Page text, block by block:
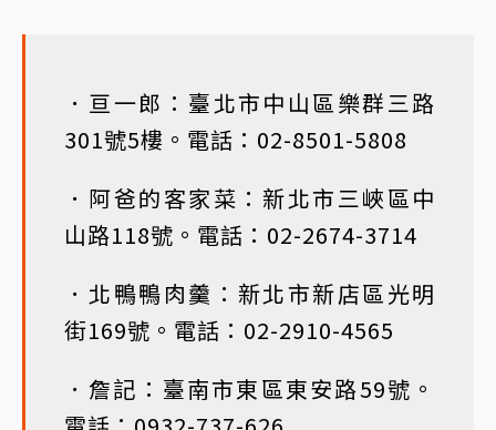
．亘一郎：臺北市中山區樂群三路
301號5樓。電話：02-8501-5808
．阿爸的客家菜：新北市三峽區中
山路118號。電話：02-2674-3714
．北鴨鴨肉羹：新北市新店區光明
街169號。電話：02-2910-4565
．詹記：臺南市東區東安路59號。